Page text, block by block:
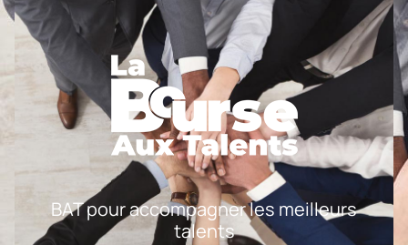
BAT pour accompagner les meilleurs
talents